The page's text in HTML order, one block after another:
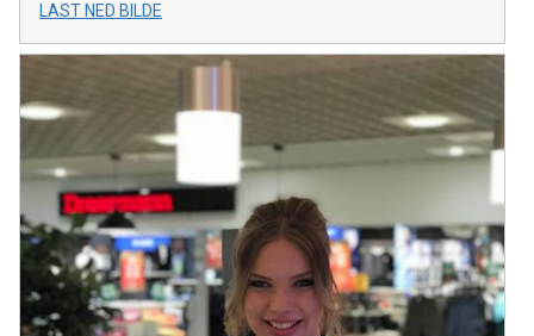
LAST NED BILDE